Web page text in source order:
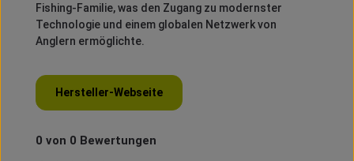
Fishing-Familie, was den Zugang zu modernster
Technologie und einem globalen Netzwerk von
Anglern ermöglichte.
Hersteller-Webseite
0 von 0 Bewertungen